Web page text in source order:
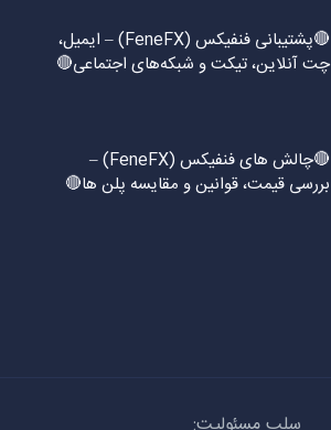
🔴پشتیبانی فنفیکس (FeneFX) – ایمیل،
چت آنلاین، تیکت و شبکه‌های اجتماعی🔴
🔴چالش های فنفیکس (FeneFX) –
بررسی قیمت، قوانین و مقایسه پلن ها🔴